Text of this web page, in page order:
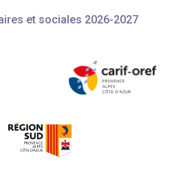
et sociales 2026-2027